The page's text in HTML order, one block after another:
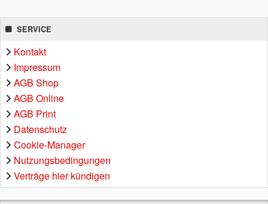
SERVICE
Kontakt
Impressum
AGB Shop
AGB Online
AGB Print
Datenschutz
Cookie-Manager
Nutzungsbedingungen
Verträge hier kündigen